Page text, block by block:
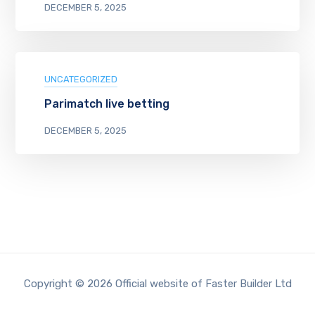
DECEMBER 5, 2025
UNCATEGORIZED
Parimatch live betting
DECEMBER 5, 2025
Copyright © 2026 Official website of Faster Builder Ltd